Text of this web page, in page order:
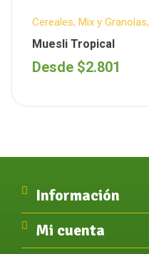
Cereales, Mix y Granolas,
Muesli Tropical
Desde $2.801
Información
Mi cuenta